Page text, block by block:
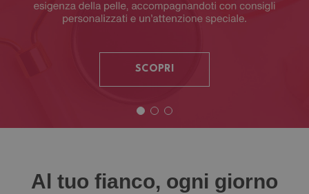
SCOPRI
Al tuo fianco, ogni giorno